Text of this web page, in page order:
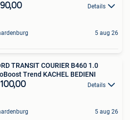
Details
5 aug 26
TRANSIT COURIER B460 1.0
EcoBoost Trend KACHEL BEDIENI
Details
5 aug 26